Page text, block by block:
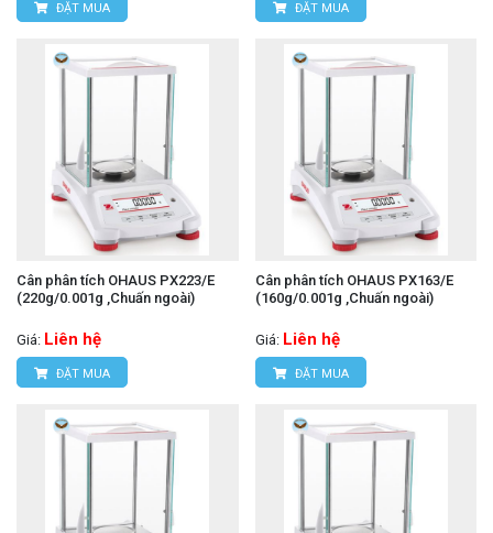
ĐẶT MUA ĐẶT MUA
Cân phân tích OHAUS PX223/E
(220g/0.001g ,Chuấn ngoài)
Giá: Liên hệ
ĐẶT MUA
Cân phân tích OHAUS PX163/E
(160g/0.001g ,Chuấn ngoài)
Giá: Liên hệ
ĐẶT MUA